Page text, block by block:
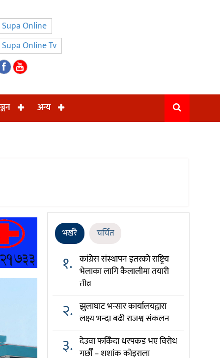
Supa Online
Supa Online Tv
अन्य
भर्खरै चर्चित
१. कांग्रेस संस्थापन इतरको राष्ट्रिय
भेलाका लागि कैलालीमा तयारी
तीव्र
२. झुलाघाट भन्सार कार्यालयद्वारा
लक्ष्य भन्दा बढी राजश्व संकलन
३. देउवा फर्किँदा धरपकड भए विरोध
गर्छौँं – शशांक कोइराला